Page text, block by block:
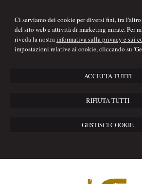
Ci serviamo dei cookie per diversi fini, tra
del sito web e attività di marketing mirate. Per
riveda la nostrainformativa sulla privacy e sui
impostazioni relative ai cookie, cliccando su
ACCETTA TUTTI
RIFIUTA TUTTI
GESTISCI COOKIE